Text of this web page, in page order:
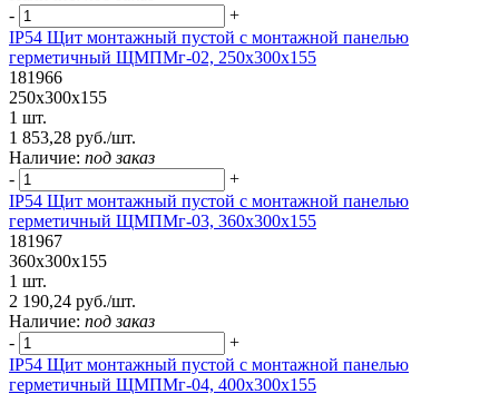
-
+
IP54 Щит монтажный пустой с монтажной панелью
герметичный ЩМПМг-02, 250х300х155
181966
250х300х155
1 шт.
1 853,28 руб./шт.
Наличие: под заказ
-
+
IP54 Щит монтажный пустой с монтажной панелью
герметичный ЩМПМг-03, 360х300х155
181967
360х300х155
1 шт.
2 190,24 руб./шт.
Наличие: под заказ
-
+
IP54 Щит монтажный пустой с монтажной панелью
герметичный ЩМПМг-04, 400х300х155